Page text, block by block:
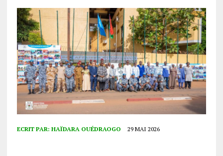
ECRIT PAR: HAÏDARA OUÉDRAOGO 29 MAI 2026